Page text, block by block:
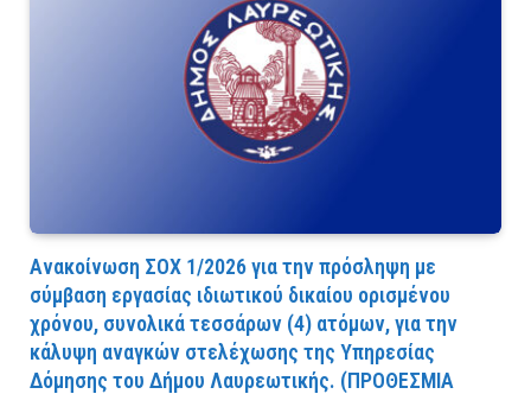
Ανακοίνωση ΣΟΧ 1/2026 για την πρόσληψη με
σύμβαση εργασίας ιδιωτικού δικαίου ορισμένου
χρόνου, συνολικά τεσσάρων (4) ατόμων, για την
κάλυψη αναγκών στελέχωσης της Υπηρεσίας
Δόμησης του Δήμου Λαυρεωτικής. (ΠPOΘEΣMIA